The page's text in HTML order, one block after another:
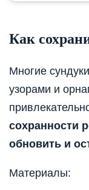
Как
Многие
узорами и
сохранности
обновить и
Материалы: